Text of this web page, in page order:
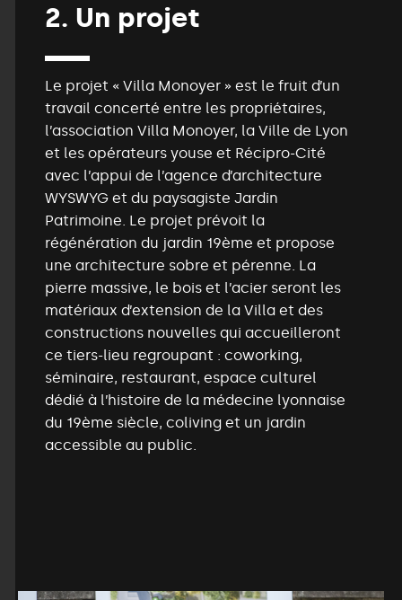
2. Un projet
Le projet « Villa Monoyer » est le fruit d’un
travail concerté entre les propriétaires,
l’association Villa Monoyer, la Ville de Lyon
et les opérateurs youse et Récipro-Cité
avec l’appui de l’agence d’architecture
WYSWYG et du paysagiste Jardin
Patrimoine. Le projet prévoit la
régénération du jardin 19ème et propose
une architecture sobre et pérenne. La
pierre massive, le bois et l’acier seront les
matériaux d’extension de la Villa et des
constructions nouvelles qui accueilleront
ce tiers-lieu regroupant : coworking,
séminaire, restaurant, espace culturel
dédié à l’histoire de la médecine lyonnaise
du 19ème siècle, coliving et un jardin
accessible au public.